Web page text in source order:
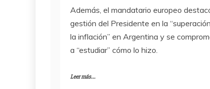
Además, el mandatario europeo
gestión del Presidente en la
la inflación” en Argentina y se
a “estudiar” cómo lo hizo.
Leer más...